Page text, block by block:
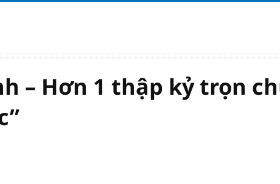
của Hoàng Hên
đưa kim cương vào ngành nghề kinh doanh có điều kiện như vàng
– Hơn 1 thập kỷ trọn